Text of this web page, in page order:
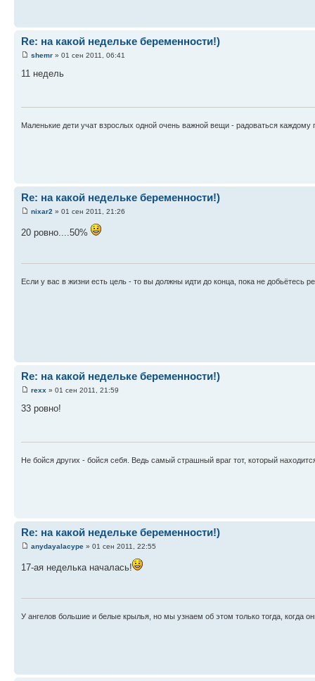
Re: на какой недельке беременности!)
shemr » 01 сен 2011, 06:41
11 недель
Маленькие дети учат взрослых одной очень важной вещи - радоваться каждому
Re: на какой недельке беременности!)
nixar2 » 01 сен 2011, 21:26
20 ровно....50%
Если у вас в жизни есть цель - то вы должны идти до конца, пока не добьётесь
Re: на какой недельке беременности!)
rexx » 01 сен 2011, 21:59
33 ровно!
Не бойся других - бойся себя. Ведь самый страшный враг тот, который
Re: на какой недельке беременности!)
anydayalacype » 01 сен 2011, 22:55
17-ая неделька началась!
У ангелов большие и белые крылья, но мы узнаем об этом только тогда, когда